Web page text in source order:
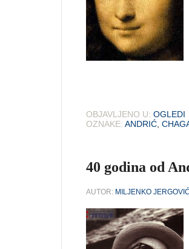
OBJAVLJENO U: OGLEDI
OZNAKE: ANDRIĆ
40 godina od
AUTOR: MILJENKO JERGOVIĆ